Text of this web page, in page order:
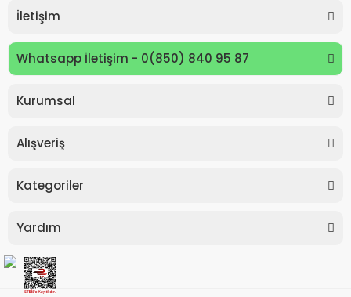
İletişim
Whatsapp İletişim - 0(850) 840 95 87
Kurumsal
Alışveriş
Kategoriler
Yardım